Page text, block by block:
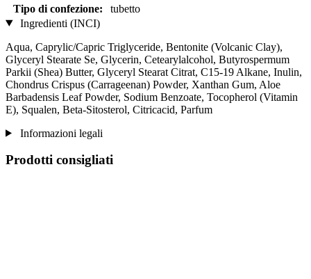
Tipo di confezione:
tubetto
Ingredienti (INCI)
Aqua, Caprylic/Capric Triglyceride, Bentonite (Volcanic Clay),
Glyceryl Stearate Se, Glycerin, Cetearylalcohol, Butyrospermum
Parkii (Shea) Butter, Glyceryl Stearat Citrat, C15-19 Alkane, Inulin,
Chondrus Crispus (Carrageenan) Powder, Xanthan Gum, Aloe
Barbadensis Leaf Powder, Sodium Benzoate, Tocopherol (Vitamin
E), Squalen, Beta-Sitosterol, Citricacid, Parfum
Informazioni legali
Prodotti consigliati